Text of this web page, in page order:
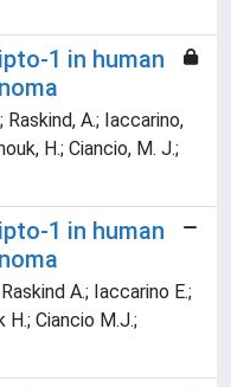
1 in human
Raskind, A.; Iaccarino,
H.; Ciancio, M. J.;
1 in human
A.; Iaccarino E.;
H.; Ciancio M.J.;